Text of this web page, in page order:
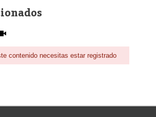
contenido necesitas estar registrado